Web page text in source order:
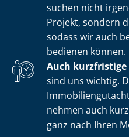
suchen nicht
Projekt, sondern
sodass wir auch
bedienen können.
Auch kurzfristige
sind uns wichtig.
nehmen auch
ganz nach Ihren